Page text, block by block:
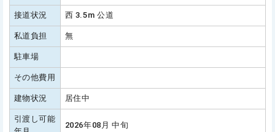
接道状況 西 3.5m 公道
私道負担 無
駐車場
その他費用
建物状況 居住中
引渡し可能
2026年08月 中旬